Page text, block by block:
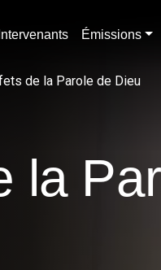
Intervenants Émissions
de la Parole de Dieu
la